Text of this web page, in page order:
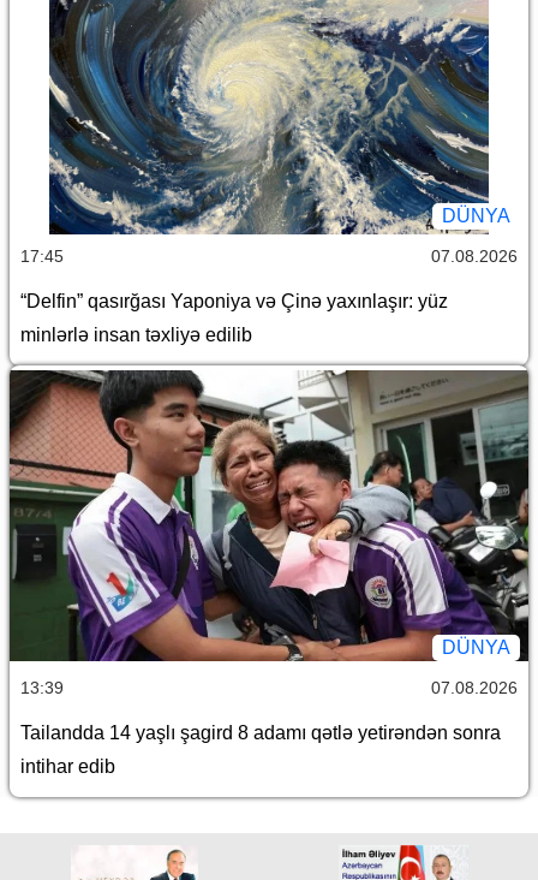
DÜNYA
17:45 07.08.2026
“Delfin” qasırğası Yaponiya və Çinə yaxınlaşır: yüz
minlərlə insan təxliyə edilib
DÜNYA
13:39 07.08.2026
Tailandda 14 yaşlı şagird 8 adamı qətlə yetirəndən sonra
intihar edib